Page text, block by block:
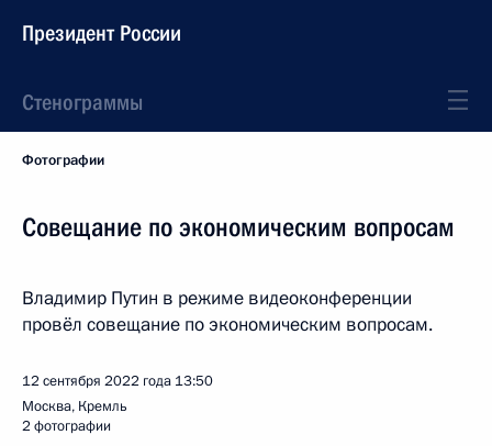
Президент России
Стенограммы
Фотографии
Совещание по экономическим вопросам
Владимир Путин в режиме видеоконференции
провёл совещание по экономическим вопросам.
12 сентября 2022 года 13:50
Москва, Кремль
2 фотографии